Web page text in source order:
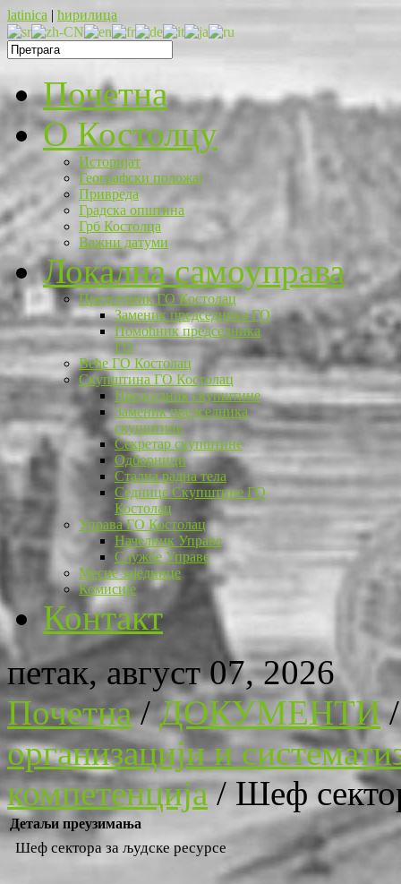
latinica | ћирилица
Почетна
O Костолцу
Историјат
Географски положај
Привреда
Градска општина
Грб Костолца
Важни датуми
Локална самоуправа
Председник ГО Костолац
Заменик председника ГО
Помоћник председника
ГО
Веће ГО Костолац
Скупштина ГО Костолац
Председник скупштине
Заменик председника
скупштине
Секретар скупштине
Одборници
Стална радна тела
Седнице Скупштине ГО
Костолац
Управа ГО Костолац
Начелник Управе
Службе Управе
Месне заједнице
Комисије
Контакт
петак, август 07, 2026
Почетна/ДОКУМЕНТИ
организацији и
компетенција/Шеф
Детаљи преузимања
Шеф сектора за људске ресурсе